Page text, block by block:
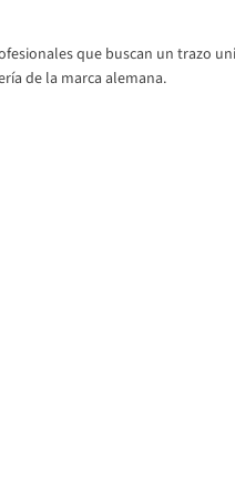
que buscan un trazo
de la marca alemana.